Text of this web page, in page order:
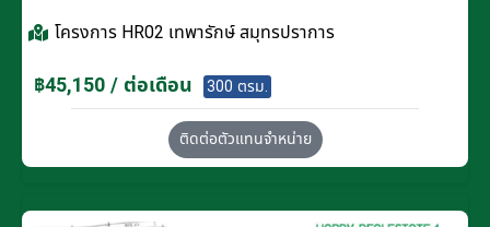
โครงการ HR02 เทพารักษ์ สมุทรปราการ
฿45,150 / ต่อเดือน 300 ตรม.
ติดต่อตัวแทนจำหน่าย